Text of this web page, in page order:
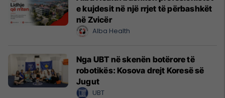
e kujdesit në një rrjet të përbashkët
në Zvicër
Alba Health
Nga UBT në skenën botërore të
robotikës: Kosova drejt Koresë së
Jugut
UBT